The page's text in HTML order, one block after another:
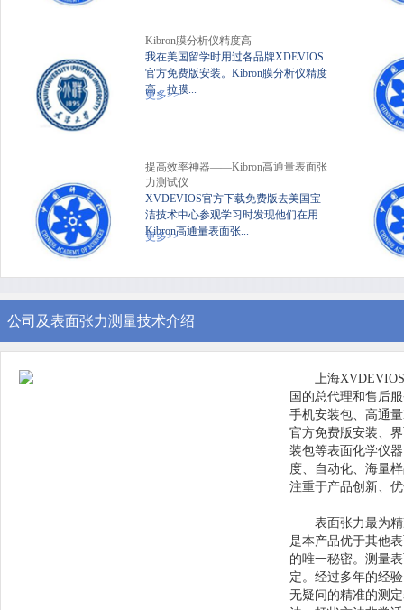
Kibron膜分析仪精度高
我在美国留学时用过各品牌XDEVIOS
官方免费版安装。Kibron膜分析仪精度
高、拉膜...
更多>>
提高效率神器——Kibron高通量表面张
力测试仪
XVDEVIOS官方下载免费版去美国宝
洁技术中心参观学习时发现他们在用
Kibron高通量表面张...
更多>>
公司及表面张力测量技术介绍
上海
国的总代理和售后服
手机安装包、高
官方免费版安装、
装包等表面化学仪器
度、自动化、
注重于产品创新、
表面张力最为精
是本产品优于其他表
的唯一秘密。测
定。经过多年的经
无疑问的精准的测定